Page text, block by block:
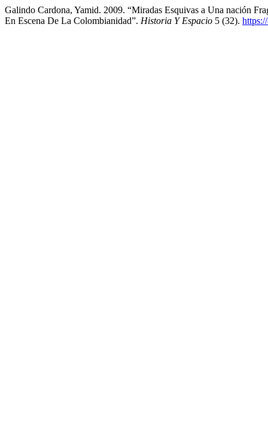
Galindo Cardona, Yamid. 2009. “Miradas Esquivas a Una nación
En Escena De La Colombianidad”. Historia Y Espacio 5 (32).